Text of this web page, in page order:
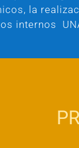
la
internos